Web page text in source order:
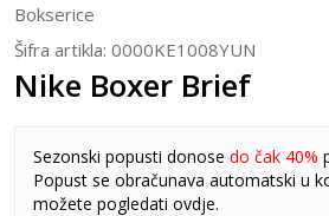
Bokserice
Šifra artikla: 0000KE1008YUN
Nike Boxer Brief
Sezonski popusti donose do čak 40%
Popust se obračunava automatski u
možete pogledati ovdje.